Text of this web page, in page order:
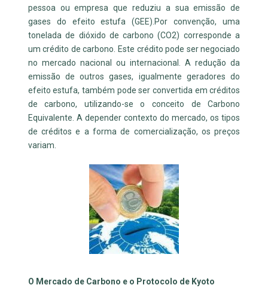
pessoa ou empresa que reduziu a sua emissão de
gases do efeito estufa (GEE).Por convenção, uma
tonelada de dióxido de carbono (CO2) corresponde a
um crédito de carbono. Este crédito pode ser negociado
no mercado nacional ou internacional. A redução da
emissão de outros gases, igualmente geradores do
efeito estufa, também pode ser convertida em créditos
de carbono, utilizando-se o conceito de Carbono
Equivalente. A depender contexto do mercado, os tipos
de créditos e a forma de comercialização, os preços
variam.
O Mercado de Carbono e o Protocolo de Kyoto